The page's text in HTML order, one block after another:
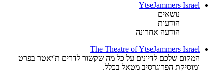
YtseJammers Israel
נושאים
הודעות
הודעה אחרונה
The Theatre of YtseJammers Israel
המקום שלכם לדיונים על כל מה שקשור לדרים ת'יאטר בפרט
ומוסיקת הפרוגרסיב מטאל בכלל.